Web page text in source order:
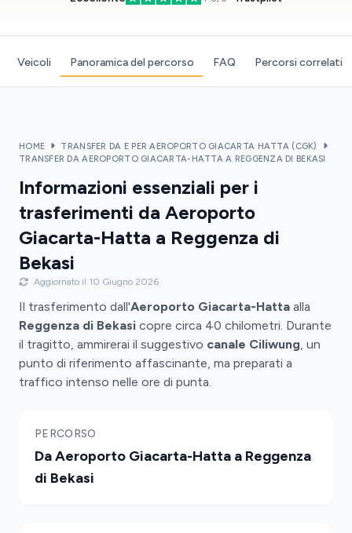
Veicoli Panoramica del percorso FAQ Percorsi correlati
HOME
TRANSFER DA E PER AEROPORTO GIACARTA HATTA (CGK)
TRANSFER DA AEROPORTO GIACARTA-HATTA A REGGENZA DI BEKASI
Informazioni essenziali per i
trasferimenti da Aeroporto
Giacarta-Hatta a Reggenza di
Bekasi
Aggiornato il 10 Giugno 2026
Il trasferimento dall'Aeroporto Giacarta-Hatta alla
Reggenza di Bekasi copre circa 40 chilometri. Durante
il tragitto, ammirerai il suggestivo canale Ciliwung, un
punto di riferimento affascinante, ma preparati a
traffico intenso nelle ore di punta.
PERCORSO
Da Aeroporto Giacarta-Hatta a Reggenza
di Bekasi